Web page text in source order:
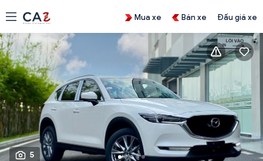
Mua xe Bán xe Đấu giá xe
5